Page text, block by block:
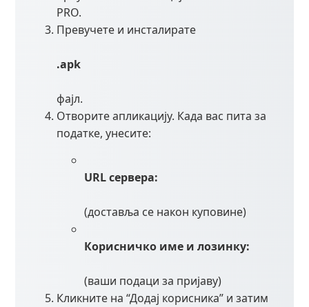
PRO.
Превучете и инсталирате
.apk
фајл.
Отворите апликацију. Када вас пита за
податке, унесите:
URL сервера:
(доставља се након куповине)
Корисничко име и лозинку:
(ваши подаци за пријаву)
Кликните на “Додај корисника” и затим